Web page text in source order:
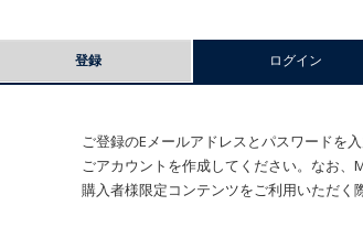
登録 ログイン
ご登録のEメールアドレスとパスワードを
ごアカウントを作成してください。なお
購入者様限定コンテンツをご利用いただく